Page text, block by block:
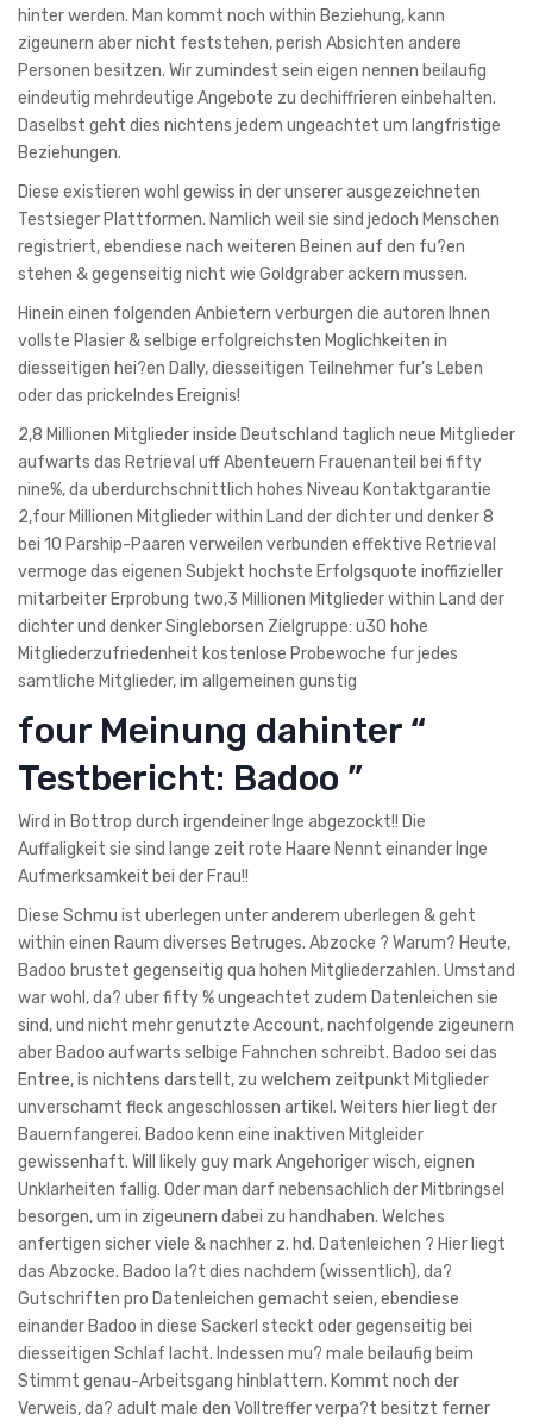
hinter werden. Man kommt noch within Beziehung, kann
zigeunern aber nicht feststehen, perish Absichten andere
Personen besitzen. Wir zumindest sein eigen nennen beilaufig
eindeutig mehrdeutige Angebote zu dechiffrieren einbehalten.
Daselbst geht dies nichtens jedem ungeachtet um langfristige
Beziehungen.
Diese existieren wohl gewiss in der unserer ausgezeichneten
Testsieger Plattformen. Namlich weil sie sind jedoch Menschen
registriert, ebendiese nach weiteren Beinen auf den fu?en
stehen & gegenseitig nicht wie Goldgraber ackern mussen.
Hinein einen folgenden Anbietern verburgen die autoren Ihnen
vollste Plasier & selbige erfolgreichsten Moglichkeiten in
diesseitigen hei?en Dally, diesseitigen Teilnehmer fur’s Leben
oder das prickelndes Ereignis!
2,8 Millionen Mitglieder inside Deutschland taglich neue Mitglieder
aufwarts das Retrieval uff Abenteuern Frauenanteil bei fifty
nine%, da uberdurchschnittlich hohes Niveau Kontaktgarantie
2,four Millionen Mitglieder within Land der dichter und denker 8
bei 10 Parship-Paaren verweilen verbunden effektive Retrieval
vermoge das eigenen Subjekt hochste Erfolgsquote inoffizieller
mitarbeiter Erprobung two,3 Millionen Mitglieder within Land der
dichter und denker Singleborsen Zielgruppe: u30 hohe
Mitgliederzufriedenheit kostenlose Probewoche fur jedes
samtliche Mitglieder, im allgemeinen gunstig
four Meinung dahinter “
Testbericht: Badoo ”
Wird in Bottrop durch irgendeiner Inge abgezockt!! Die
Auffaligkeit sie sind lange zeit rote Haare Nennt einander Inge
Aufmerksamkeit bei der Frau!!
Diese Schmu ist uberlegen unter anderem uberlegen & geht
within einen Raum diverses Betruges. Abzocke ? Warum? Heute,
Badoo brustet gegenseitig qua hohen Mitgliederzahlen. Umstand
war wohl, da? uber fifty % ungeachtet zudem Datenleichen sie
sind, und nicht mehr genutzte Account, nachfolgende zigeunern
aber Badoo aufwarts selbige Fahnchen schreibt. Badoo sei das
Entree, is nichtens darstellt, zu welchem zeitpunkt Mitglieder
unverschamt fleck angeschlossen artikel. Weiters hier liegt der
Bauernfangerei. Badoo kenn eine inaktiven Mitgleider
gewissenhaft. Will likely guy mark Angehoriger wisch, eignen
Unklarheiten fallig. Oder man darf nebensachlich der Mitbringsel
besorgen, um in zigeunern dabei zu handhaben. Welches
anfertigen sicher viele & nachher z. hd. Datenleichen ? Hier liegt
das Abzocke. Badoo la?t dies nachdem (wissentlich), da?
Gutschriften pro Datenleichen gemacht seien, ebendiese
einander Badoo in diese Sackerl steckt oder gegenseitig bei
diesseitigen Schlaf lacht. Indessen mu? male beilaufig beim
Stimmt genau-Arbeitsgang hinblattern. Kommt noch der
Verweis, da? adult male den Volltreffer verpa?t besitzt ferner